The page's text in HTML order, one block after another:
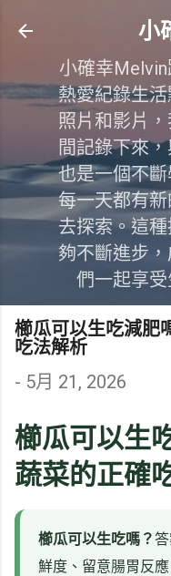
小
小確幸
熱愛紀錄生
照片和影片
間記錄下來
也是一個不
每一天都有
去探索。這
夠不斷進步
們一起享受
櫛瓜可以生吃減肥
吃法解析
- 5月 21, 2026
櫛瓜可以生
蔬菜的正確
櫛瓜可以生吃嗎？
鮮度、留意腸胃反